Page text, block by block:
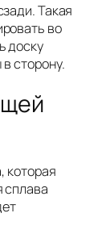
Такая
во
доску
сторону.
которая
сплава